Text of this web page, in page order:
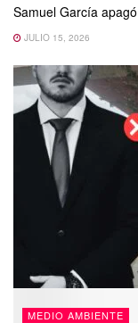
Samuel García
JULIO 15, 2026
MEDIO AMBIENTE